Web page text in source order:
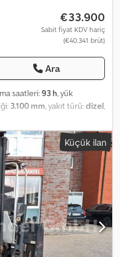
€33.900
Sabit fiyat KDV hariç
(€40.341 brüt)
Ara
saatleri:93 h, yük
3.100 mm, yakıt türü:dizel,
bir taşınabilir forklift
kg -Çift mastlı, engelsiz
-Ağırlık (lütfen teknik veri
3 tekerlekli hidrostatik
-Sürücü
tekrarlayıcı aydınlatma -
ve sinyal lambaları
anahtarı -Çalışma
deposu gösterge camı -
-Makaslı mekanizma
Küçük ilan